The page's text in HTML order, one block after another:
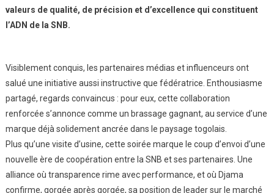
valeurs de qualité, de précision et d’excellence qui constituent
l’ADN de la SNB.
Visiblement conquis, les partenaires médias et influenceurs ont
salué une initiative aussi instructive que fédératrice. Enthousiasme
partagé, regards convaincus : pour eux, cette collaboration
renforcée s’annonce comme un brassage gagnant, au service d’une
marque déjà solidement ancrée dans le paysage togolais.
Plus qu’une visite d’usine, cette soirée marque le coup d’envoi d’une
nouvelle ère de coopération entre la SNB et ses partenaires. Une
alliance où transparence rime avec performance, et où Djama
confirme, gorgée après gorgée, sa position de leader sur le marché